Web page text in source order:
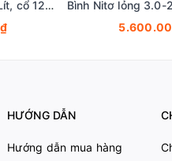
Bình Nitơ lỏng 30-50 Lít, cổ 125mm, Vỏ bình nito lỏng- Bình chứa khí nito lỏng, Fcombio
HƯỚNG DẪN
Hướng dẫn mua hàng